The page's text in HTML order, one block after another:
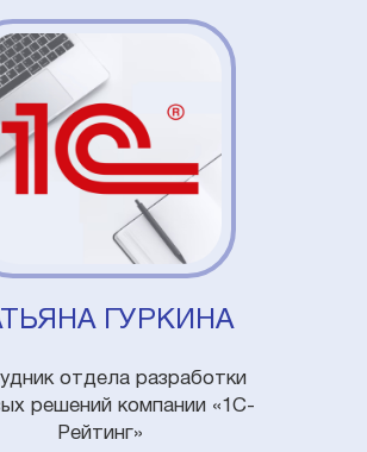
ГУРКИНА
отдела разработки
решений компании «1С-
Рейтинг»